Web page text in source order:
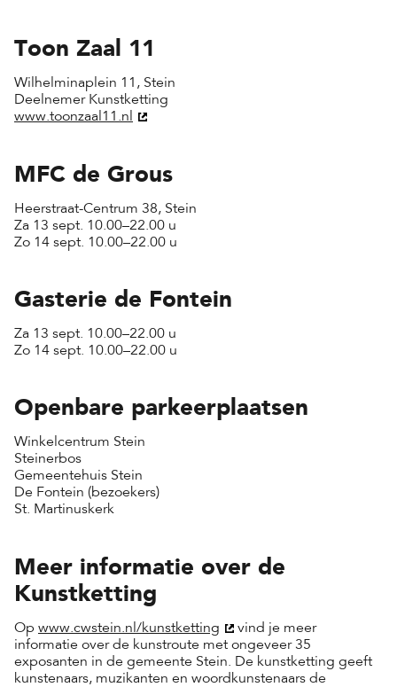
Toon Zaal 11
Wilhelminaplein 11, Stein
Deelnemer Kunstketting
www.toonzaal11.nl
MFC de Grous
Heerstraat-Centrum 38, Stein
Za 13 sept. 10.00–22.00 u
Zo 14 sept. 10.00–22.00 u
Gasterie de Fontein
Za 13 sept. 10.00–22.00 u
Zo 14 sept. 10.00–22.00 u
Openbare parkeerplaatsen
Winkelcentrum Stein
Steinerbos
Gemeentehuis Stein
De Fontein (bezoekers)
St. Martinuskerk
Meer informatie over de
Kunstketting
Op www.cwstein.nl/kunstketting
vind je meer
informatie over de kunstroute met ongeveer 35
exposanten in de gemeente Stein. De kunstketting geeft
kunstenaars, muzikanten en woordkunstenaars de